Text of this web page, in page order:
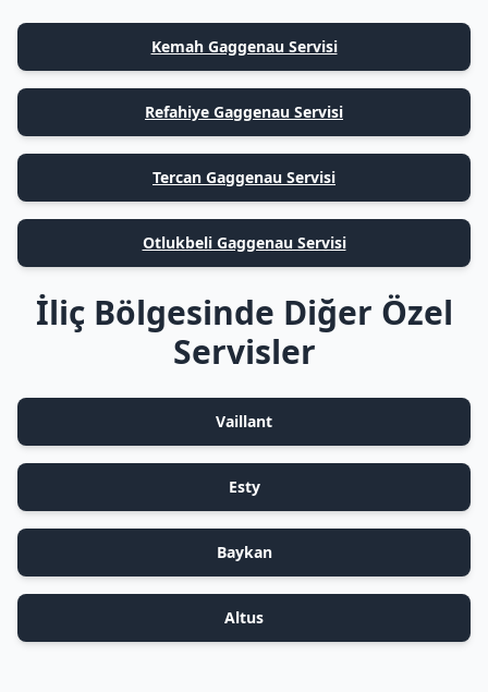
Kemah Gaggenau Servisi
Refahiye Gaggenau Servisi
Tercan Gaggenau Servisi
Otlukbeli Gaggenau Servisi
İliç Bölgesinde Diğer Özel
Servisler
Vaillant
Esty
Baykan
Altus